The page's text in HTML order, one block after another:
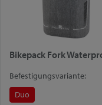
Bikepack Fork
Befestigungsvariante:
Duo